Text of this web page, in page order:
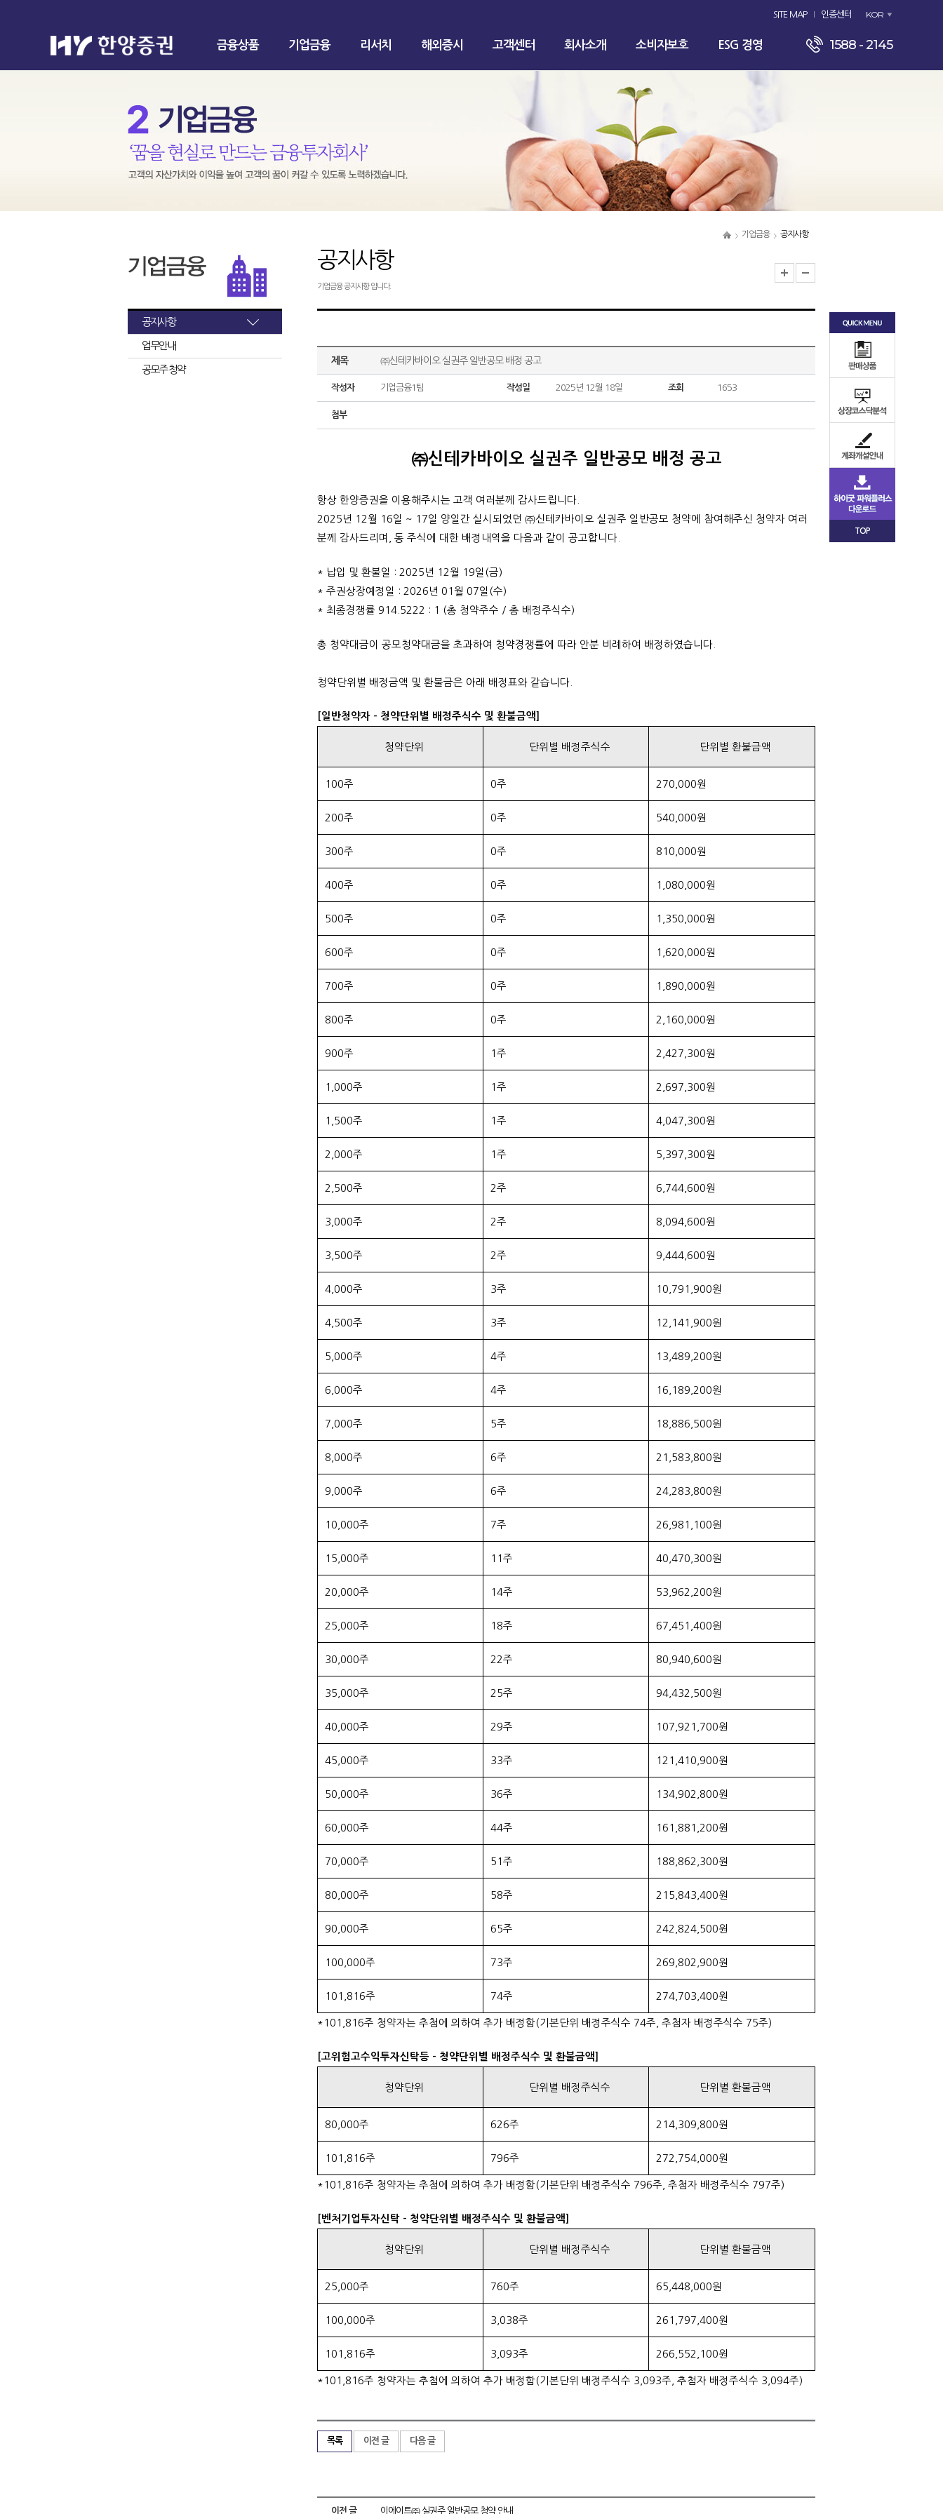
SITE MAP 인증센터 KOR
금융상품 기업금융 리서치 해외증시 고객센터 회사소개 소비자보호 ESG 경영 1588 - 2145
기업금융 공지사항
공지사항
업무안내
공모주 청약
공지사항
기업금융 공지사항 입니다.
제목 ㈜신테카바이오 실권주 일반공모 배정 공고
작성자 기업금융1팀 작성일 2025년 12월 18일 조회 1653
첨부
㈜신테카바이오 실권주 일반공모 배정 공고
항상 한양증권을 이용해주시는 고객 여러분께 감사드립니다.
2025년 12월 16일 ~ 17일 양일간 실시되었던 ㈜신테카바이오 실권주 일반공모 청약에 참여해주신 청약자 여러
분께 감사드리며, 동 주식에 대한 배정내역을 다음과 같이 공고합니다.
* 납입 및 환불일 : 2025년 12월 19일(금)
* 주권상장예정일 : 2026년 01월 07일(수)
* 최종경쟁률 914.5222 : 1 (총 청약주수 / 총 배정주식수)
총 청약대금이 공모청약대금을 초과하여 청약경쟁률에 따라 안분 비례하여 배정하였습니다.
청약단위별 배정금액 및 환불금은 아래 배정표와 같습니다.
[일반청약자 - 청약단위별 배정주식수 및 환불금액]
청약단위 단위별 배정주식수 단위별 환불금액
100주 0주 270,000원
200주 0주 540,000원
300주 0주 810,000원
400주 0주 1,080,000원
500주 0주 1,350,000원
600주 0주 1,620,000원
700주 0주 1,890,000원
800주 0주 2,160,000원
900주 1주 2,427,300원
1,000주 1주 2,697,300원
1,500주 1주 4,047,300원
2,000주 1주 5,397,300원
2,500주 2주 6,744,600원
3,000주 2주 8,094,600원
3,500주 2주 9,444,600원
4,000주 3주 10,791,900원
4,500주 3주 12,141,900원
5,000주 4주 13,489,200원
6,000주 4주 16,189,200원
7,000주 5주 18,886,500원
8,000주 6주 21,583,800원
9,000주 6주 24,283,800원
10,000주 7주 26,981,100원
15,000주 11주 40,470,300원
20,000주 14주 53,962,200원
25,000주 18주 67,451,400원
30,000주 22주 80,940,600원
35,000주 25주 94,432,500원
40,000주 29주 107,921,700원
45,000주 33주 121,410,900원
50,000주 36주 134,902,800원
60,000주 44주 161,881,200원
70,000주 51주 188,862,300원
80,000주 58주 215,843,400원
90,000주 65주 242,824,500원
100,000주 73주 269,802,900원
101,816주 74주 274,703,400원
*101,816주 청약자는 추첨에 의하여 추가 배정함(기본단위 배정주식수 74주, 추첨자 배정주식수 75주)
[고위험고수익투자신탁등 - 청약단위별 배정주식수 및 환불금액]
청약단위 단위별 배정주식수 단위별 환불금액
80,000주 626주 214,309,800원
101,816주 796주 272,754,000원
*101,816주 청약자는 추첨에 의하여 추가 배정함(기본단위 배정주식수 796주, 추첨자 배정주식수 797주)
[벤처기업투자신탁 - 청약단위별 배정주식수 및 환불금액]
청약단위 단위별 배정주식수 단위별 환불금액
25,000주 760주 65,448,000원
100,000주 3,038주 261,797,400원
101,816주 3,093주 266,552,100원
*101,816주 청약자는 추첨에 의하여 추가 배정함(기본단위 배정주식수 3,093주, 추첨자 배정주식수 3,094주)
목록 이전 글 다음 글
이전 글 이에이트㈜ 실권주 일반공모 청약 안내
TOP